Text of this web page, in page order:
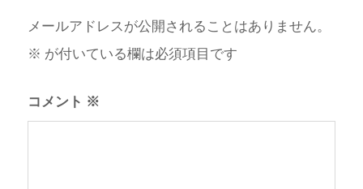
メールアドレスが公開されることはありません。
※ が付いている欄は必須項目です
コメント ※